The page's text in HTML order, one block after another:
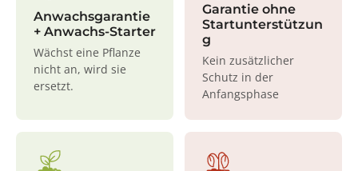
Anwachsgarantie
+ Anwachs-Starter
Wächst eine Pflanze
nicht an, wird sie
ersetzt.
Garantie ohne
Startunterstützun
g
Kein zusätzlicher
Schutz in der
Anfangsphase